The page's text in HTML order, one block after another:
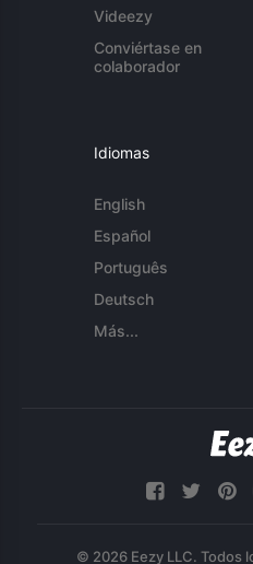
Videezy
Conviértase en
colaborador
Idiomas
English
Español
Português
Deutsch
Más...
© 2026 Eezy LLC. Todos